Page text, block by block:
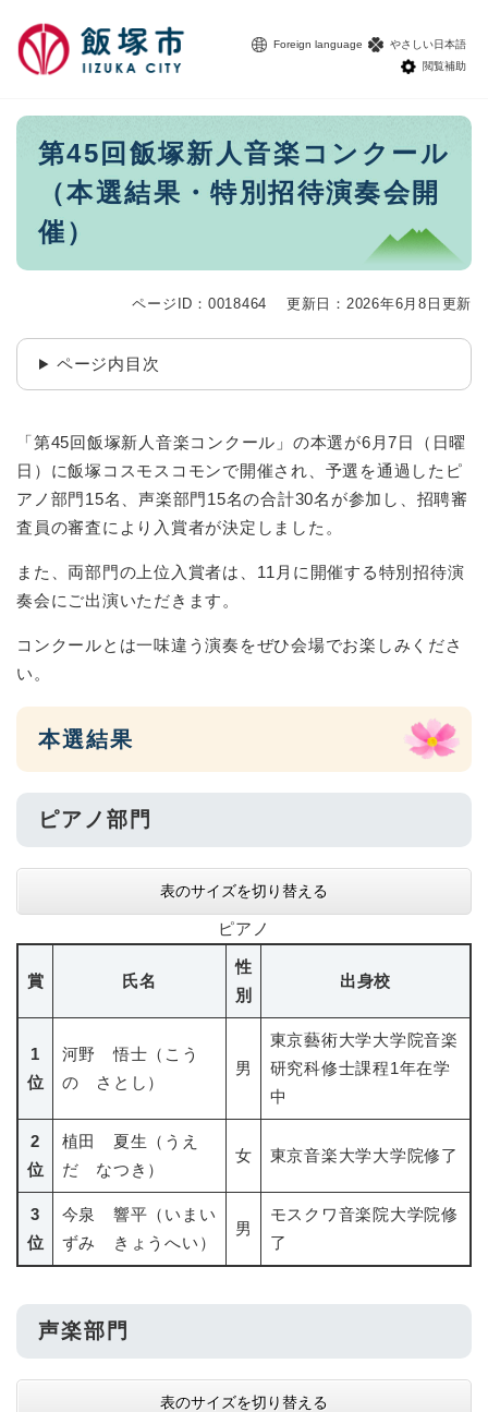
Foreign language
やさしい日本語
閲覧補助
本
第45回飯塚新人音楽コンクール
（本選結果・特別招待演奏会開
催）
ページID：0018464 更新日：2026年6月8日更新
ページ内目次
「第45回飯塚新人音楽コンクール」の本選が6月7日（日曜
日）に飯塚コスモスコモンで開催され、予選を通過したピ
アノ部門15名、声楽部門15名の合計30名が参加し、招聘審
査員の審査により入賞者が決定しました。
また、両部門の上位入賞者は、11月に開催する特別招待演
奏会にご出演いただきます。
コンクールとは一味違う演奏をぜひ会場でお楽しみくださ
い。
本選結果
ピアノ部門
表のサイズを切り替える
ピアノ
賞 氏名
性
別
出身校
1
位
河野 悟士（こう
の さとし）
男
東京藝術大学大学院音楽
研究科修士課程1年在学
中
2
位
植田 夏生（うえ
だ なつき）
女 東京音楽大学大学院修了
3
位
今泉 響平（いまい
ずみ きょうへい）
男
モスクワ音楽院大学院修
了
声楽部門
表のサイズを切り替える